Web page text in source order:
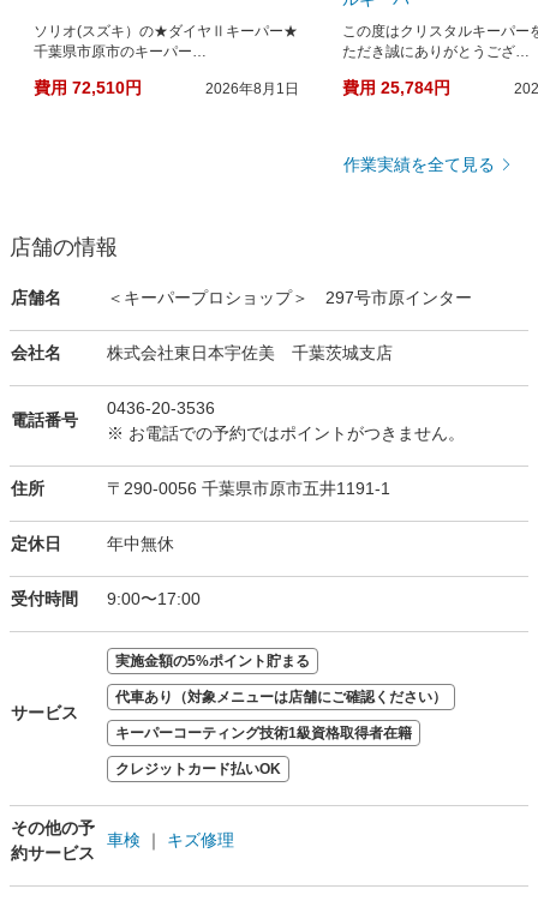
ソリオ(スズキ）の★ダイヤⅡキーパー★
千葉県市原市のキーパー…
費用 72,510円 2026年8月1日
この度はクリスタルキーパー
ただき誠にありがとうござ…
費用 25,784円
作業実績を全て見る
店舗の情報
店舗名 ＜キーパープロショップ＞ 297号市原インター
会社名 株式会社東日本宇佐美 千葉茨城支店
電話番号
0436-20-3536
※ お電話での予約ではポイントがつきません。
住所 〒290-0056 千葉県市原市五井1191-1
定休日 年中無休
受付時間 9:00〜17:00
サービス
実施金額の5%ポイント貯まる
代車あり（対象メニューは店舗にご確認ください）
キーパーコーティング技術1級資格取得者在籍
クレジットカード払いOK
その他の予
約サービス
車検 ｜ キズ修理